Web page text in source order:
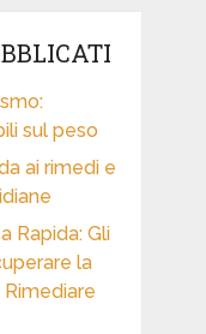
sul peso
ai rimedi e
Rapida: Gli
la